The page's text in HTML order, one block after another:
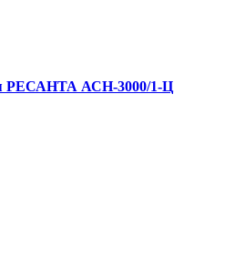
РЕСАНТА АСН-3000/1-Ц